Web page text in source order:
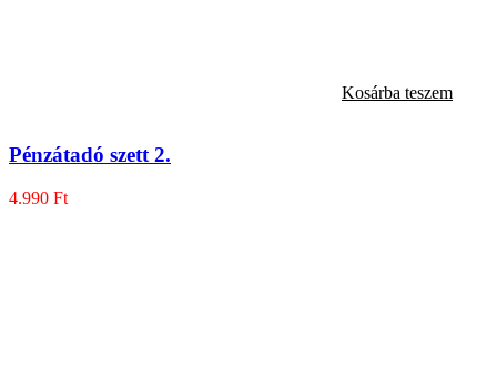
Kosárba teszem
Pénzátadó szett 2.
4.990 Ft